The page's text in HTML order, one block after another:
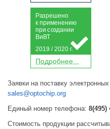
Подробнее...
Разрешено
к применению
присоздании
Ви ВТ
2019 / 2020 г.
Заявки на поставку
sales@optochip.org
Единый номер телефона: 8(495)
Стоимость продукции